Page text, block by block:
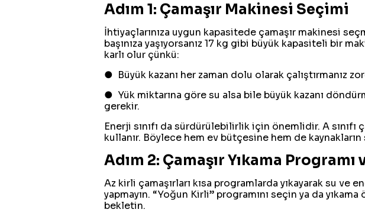
Adım 1: Çamaşır Makinesi Seçimi
İhtiyaçlarınıza uygun kapasitede çamaşır makinesi
başınıza yaşıyorsanız 17 kg gibi büyük kapasiteli bir
karlı olur çünkü:
● Büyük kazanı her zaman dolu olarak çalıştırmanız
● Yük miktarına göre su alsa bile büyük kazanı
gerekir.
Enerji sınıfı da sürdürülebilirlik için önemlidir. A
kullanır. Böylece hem ev bütçesine hem de
Adım 2: Çamaşır Yıkama Programı
Az kirli çamaşırları kısa programlarda yıkayarak su ve
yapmayın. “Yoğun Kirli” programını seçin ya da
bekletin.